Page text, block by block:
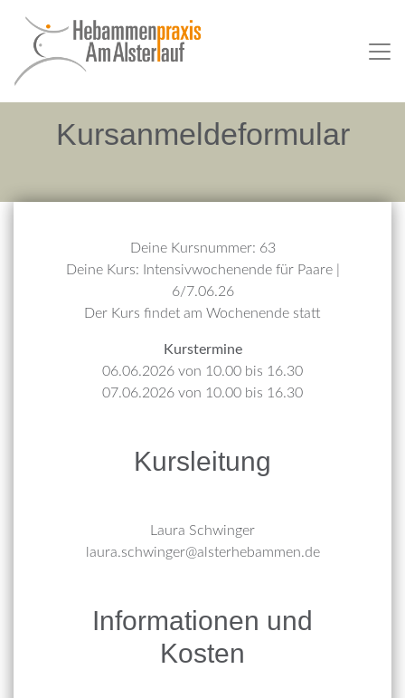
Kursanmeldeformular
Deine Kursnummer: 63
Deine Kurs: Intensivwochenende für Paare |
6/7.06.26
Der Kurs findet am Wochenende statt
Kurstermine
06.06.2026 von 10.00 bis 16.30
07.06.2026 von 10.00 bis 16.30
Kursleitung
Laura Schwinger
laura.schwinger@alsterhebammen.de
Informationen und
Kosten